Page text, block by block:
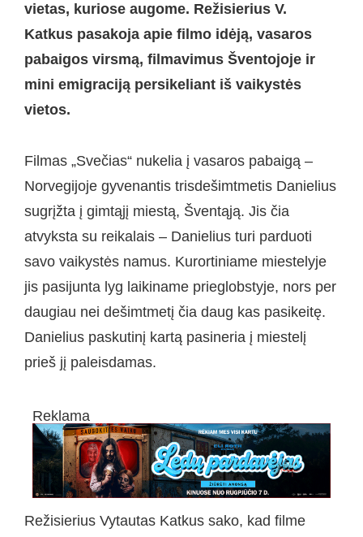
vietas, kuriose augome. Režisierius V.
Katkus pasakoja apie filmo idėją, vasaros
pabaigos virsmą, filmavimus Šventojoje ir
mini emigraciją persikeliant iš vaikystės
vietos.
Filmas „Svečias“ nukelia į vasaros pabaigą –
Norvegijoje gyvenantis trisdešimtmetis Danielius
sugrįžta į gimtąjį miestą, Šventąją. Jis čia
atvyksta su reikalais – Danielius turi parduoti
savo vaikystės namus. Kurortiniame miestelyje
jis pasijunta lyg laikiname prieglobstyje, nors per
daugiau nei dešimtmetį čia daug kas pasikeitę.
Danielius paskutinį kartą pasineria į miestelį
prieš jį paleisdamas.
Reklama
Režisierius Vytautas Katkus sako, kad filme